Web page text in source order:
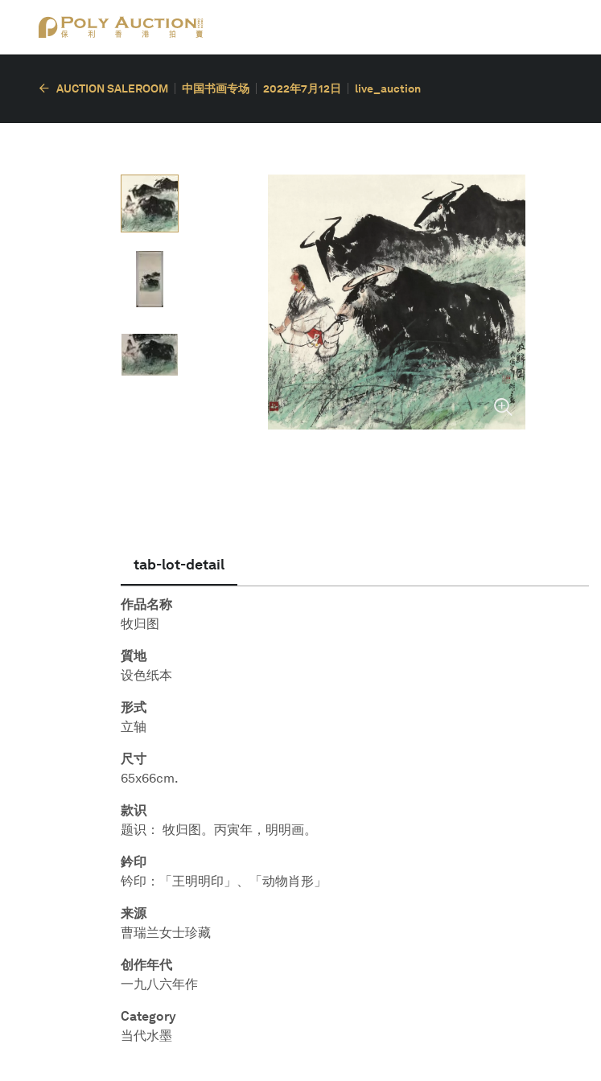
简体中文
AUCTION SALEROOM 中国书画专场 2022年7月12日 live_auction
tab-lot-detail
作品名称
牧归图
質地
设色纸本
形式
立轴
尺寸
65x66cm.
款识
题识： 牧归图。丙寅年，明明画。
鈐印
钤印：「王明明印」、「动物肖形」
来源
曹瑞兰女士珍藏
创作年代
一九八六年作
Category
当代水墨